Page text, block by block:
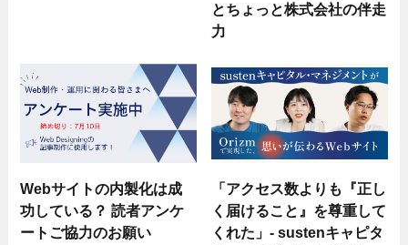
とちょっと株式会社の伴走
力
Webサイトの内製化は成
功している？ 読者アンケ
ートご協力のお願い
「アクセス数よりも『正し
く届けること』を尊重して
くれた」- sustenキャピタ